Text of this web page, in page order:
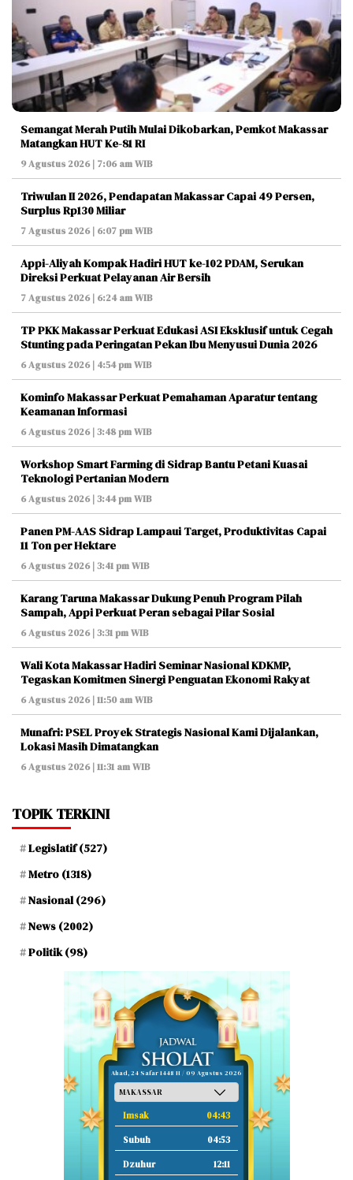
Semangat Merah Putih Mulai Dikobarkan, Pemkot Makassar
Matangkan HUT Ke-81 RI
9 Agustus 2026 | 7:06 am WIB
Triwulan II 2026, Pendapatan Makassar Capai 49 Persen,
Surplus Rp130 Miliar
7 Agustus 2026 | 6:07 pm WIB
Appi-Aliyah Kompak Hadiri HUT ke-102 PDAM, Serukan
Direksi Perkuat Pelayanan Air Bersih
7 Agustus 2026 | 6:24 am WIB
TP PKK Makassar Perkuat Edukasi ASI Eksklusif untuk Cegah
Stunting pada Peringatan Pekan Ibu Menyusui Dunia 2026
6 Agustus 2026 | 4:54 pm WIB
Kominfo Makassar Perkuat Pemahaman Aparatur tentang
Keamanan Informasi
6 Agustus 2026 | 3:48 pm WIB
Workshop Smart Farming di Sidrap Bantu Petani Kuasai
Teknologi Pertanian Modern
6 Agustus 2026 | 3:44 pm WIB
Panen PM-AAS Sidrap Lampaui Target, Produktivitas Capai
11 Ton per Hektare
6 Agustus 2026 | 3:41 pm WIB
Karang Taruna Makassar Dukung Penuh Program Pilah
Sampah, Appi Perkuat Peran sebagai Pilar Sosial
6 Agustus 2026 | 3:31 pm WIB
Wali Kota Makassar Hadiri Seminar Nasional KDKMP,
Tegaskan Komitmen Sinergi Penguatan Ekonomi Rakyat
6 Agustus 2026 | 11:50 am WIB
Munafri: PSEL Proyek Strategis Nasional Kami Dijalankan,
Lokasi Masih Dimatangkan
6 Agustus 2026 | 11:31 am WIB
TOPIK TERKINI
Legislatif(527)
Metro (1318)
Nasional(296)
News (2002)
Politik(98)
Ahad, 24 Safar 1448 H / 09 Agustus 2026
Imsak 04:43
Subuh 04:53
Dzuhur 12:11